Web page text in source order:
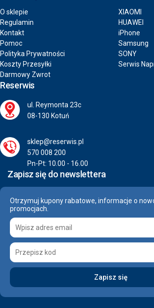
O sklepie
Regulamin
Kontakt
Pomoc
Polityka Prywatności
Koszty Przesyłki
Darmowy Zwrot
XIAOMI
HUAWEI
iPhone
Samsung
SONY
Serwis
Reserwis
ul. Reymonta 23c
08-130 Kotuń
sklep@reserwis.pl
570 008 200
Pn-Pt: 10.00 - 16.00
Zapisz się do newslettera
Otrzymuj kupony rabatowe, informacje o
promocjach.